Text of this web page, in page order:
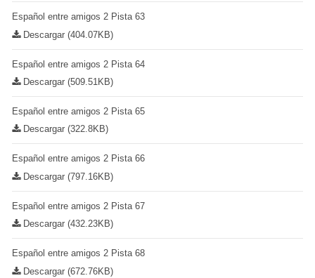
Español entre amigos 2 Pista 63
Descargar (404.07KB)
Español entre amigos 2 Pista 64
Descargar (509.51KB)
Español entre amigos 2 Pista 65
Descargar (322.8KB)
Español entre amigos 2 Pista 66
Descargar (797.16KB)
Español entre amigos 2 Pista 67
Descargar (432.23KB)
Español entre amigos 2 Pista 68
Descargar (672.76KB)